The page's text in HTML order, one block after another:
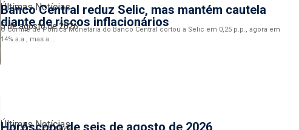
Últimas Notícias
Banco Central reduz Selic, mas mantém cautela
diante de riscos inflacionários
5 de agosto de 2026
O Comitê de Política Monetária do Banco Central cortou a Selic em 0,25 p.p., agora em
14% a.a., mas a...
Últimas Notícias
Horóscopo de seis de agosto de 2026